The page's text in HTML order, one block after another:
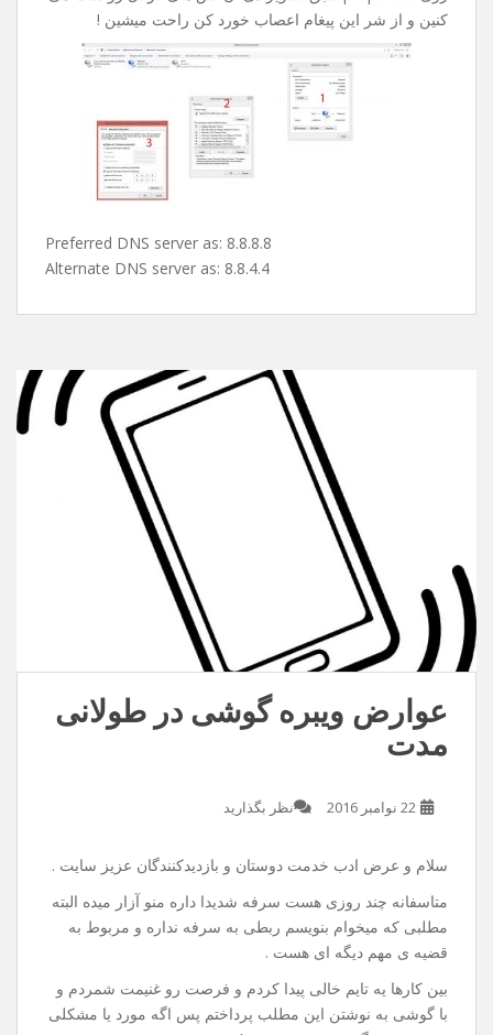
پس از این مرحله صفحه ی کارت شبکه ها باز میشه و شما با
دابل کلیک روی کارت شبکه یا کانکشن مورد نظرتون و کلیک
روی properties طبق تصویر دی ان اس های گوگل رو ست می
کنین و از شر این پیغام اعصاب خورد کن راحت میشین !
Preferred DNS server as: 8.8.8.8
Alternate DNS server as: 8.8.4.4
عوارض ویبره گوشی در طولانی
مدت
سلام و عرض ادب خدمت دوستان و بازدیدکنندگان عزیز سایت .